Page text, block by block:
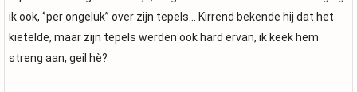
ik ook, ‘’per ongeluk’’ over zijn tepels… Kirrend bekende hij dat het
kietelde, maar zijn tepels werden ook hard ervan, ik keek hem
streng aan, geil hè?